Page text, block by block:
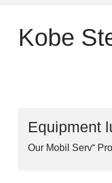
Kobe
Equipment
Our Mobil Serv℠